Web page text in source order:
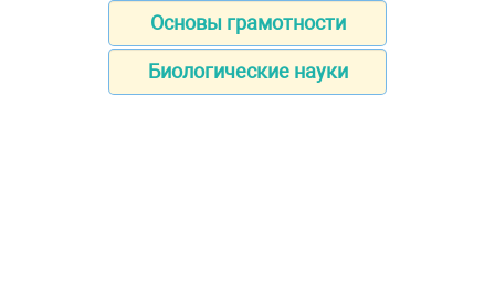
Основы грамотности
Биологические науки